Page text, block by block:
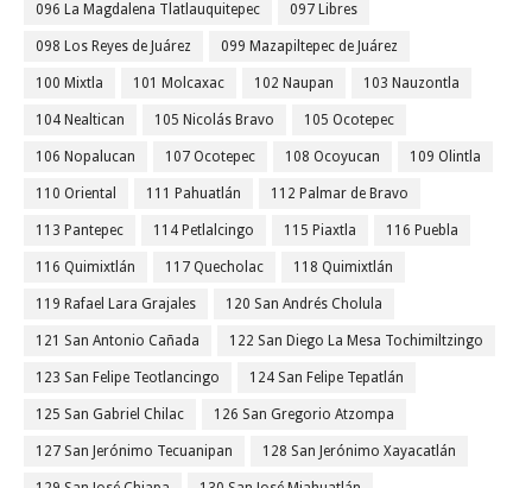
096 La Magdalena Tlatlauquitepec 097 Libres
098 Los Reyes de Juárez 099 Mazapiltepec de Juárez
100 Mixtla 101 Molcaxac 102 Naupan 103 Nauzontla
104 Nealtican 105 Nicolás Bravo 105 Ocotepec
106 Nopalucan 107 Ocotepec 108 Ocoyucan 109 Olintla
110 Oriental 111 Pahuatlán 112 Palmar de Bravo
113 Pantepec 114 Petlalcingo 115 Piaxtla 116 Puebla
116 Quimixtlán 117 Quecholac 118 Quimixtlán
119 Rafael Lara Grajales 120 San Andrés Cholula
121 San Antonio Cañada 122 San Diego La Mesa Tochimiltzingo
123 San Felipe Teotlancingo 124 San Felipe Tepatlán
125 San Gabriel Chilac 126 San Gregorio Atzompa
127 San Jerónimo Tecuanipan 128 San Jerónimo Xayacatlán